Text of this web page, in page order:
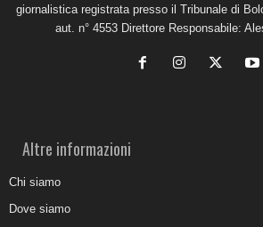
giornalistica registrata presso il Tribunale di
aut. n° 4553 Direttore Responsabile:
Altre informazioni
Chi siamo
Dove siamo